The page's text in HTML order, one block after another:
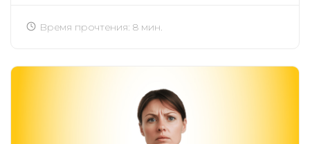
Время прочтения: 8 мин.